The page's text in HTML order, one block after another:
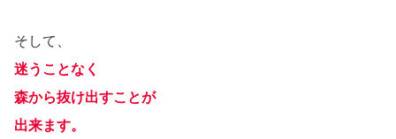
そして、
迷うことなく
森から抜け出すことが
出来ます。